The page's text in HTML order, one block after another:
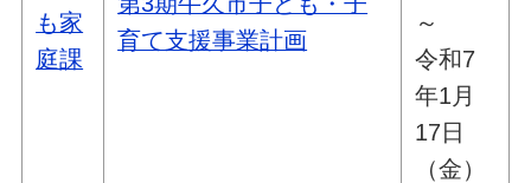
も家
庭課
育て支援事業計画
～
令和7
年1月
17日
（金）